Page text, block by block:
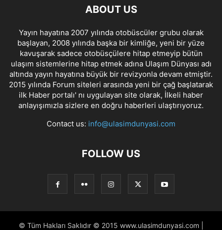
ABOUT US
Yayın hayatına 2007 yılında otobüscüler grubu olarak
başlayan, 2008 yılında başka bir kimliğe, yeni bir yüze
kavuşarak sadece otobüsçülere hitap etmeyip bütün
ulaşım sistemlerine hitap etmek adına Ulaşım Dünyası adı
altında yayın hayatına büyük bir revizyonla devam etmiştir.
2015 yılında Forum siteleri arasında yeni bir çağ başlatarak
ilk Haber portalı' nı uygulayan site olarak, İlkeli haber
anlayışımızla sizlere en doğru haberleri ulaştırıyoruz.
Contact us: info@ulasimdunyasi.com
FOLLOW US
© Tüm Hakları Saklıdır © 2015 www.ulasimdunyasi.com |